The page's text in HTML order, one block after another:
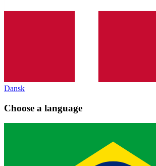
Dansk
Choose a language